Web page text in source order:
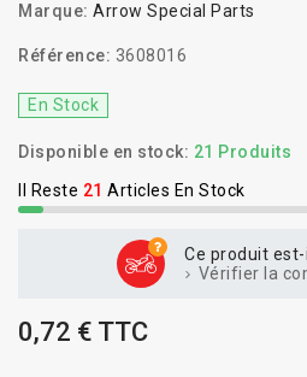
Marque: Arrow Special Parts
Référence: 3608016
En Stock
Disponible en stock: 21 Produits
Il Reste 21 Articles En Stock
Ce produit
Vérifier la
0,72 € TTC